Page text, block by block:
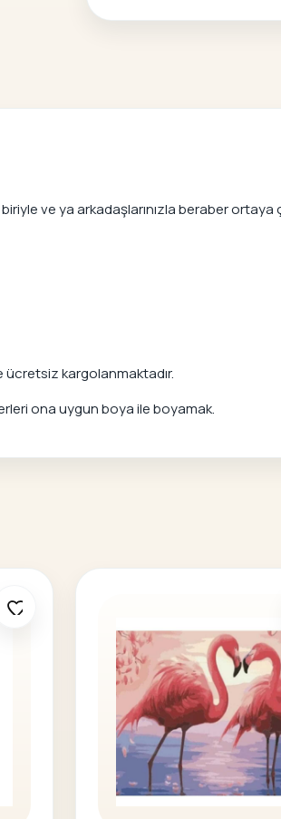
ve ya arkadaşlarınızla beraber ortaya
ücretsiz kargolanmaktadır.
ona uygun boya ile boyamak.